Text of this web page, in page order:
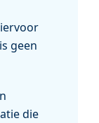
geen
die